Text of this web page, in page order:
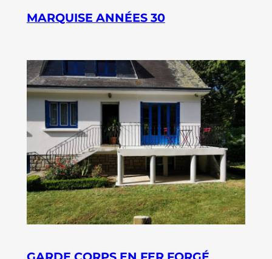
MARQUISE ANNÉES 30